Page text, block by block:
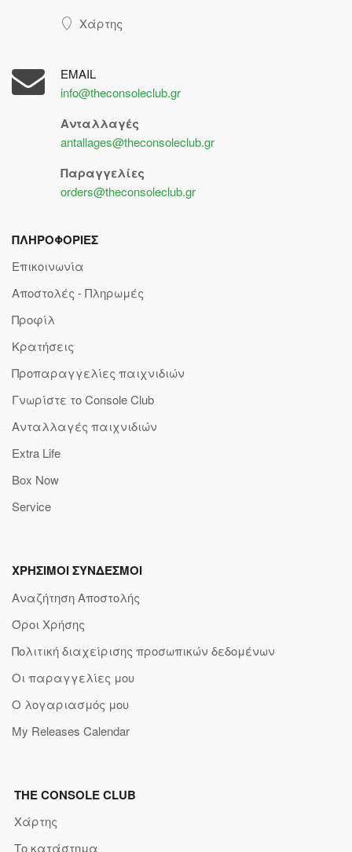
Χάρτης
EMAIL
info@theconsoleclub.gr
Ανταλλαγές
antallages@theconsoleclub.gr
Παραγγελίες
orders@theconsoleclub.gr
ΠΛΗΡΟΦΟΡΙΕΣ
Επικοινωνία
Αποστολές - Πληρωμές
Προφίλ
Κρατήσεις
Προπαραγγελίες παιχνιδιών
Γνωρίστε το Console Club
Ανταλλαγές παιχνιδιών
Extra Life
Box Now
Service
ΧΡΗΣΙΜΟΙ ΣΥΝΔΕΣΜΟΙ
Αναζήτηση Αποστολής
Όροι Χρήσης
Πολιτική διαχείρισης προσωπικών δεδομένων
Οι παραγγελίες μου
Ο λογαριασμός μου
My Releases Calendar
THE CONSOLE CLUB
Χάρτης
Το κατάστημα